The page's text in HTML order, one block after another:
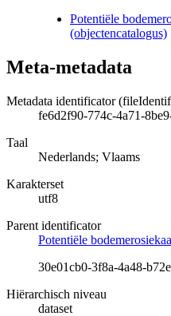
Potentiële
(objectencatalogus)
Meta-metadata
Metadata identificator
fe6d2f90-774c-4a71-
Taal
Nederlands; Vlaams
Karakterset
utf8
Parent identificator
Potentiële
30e01cb0-3f8a-4a48-
Hiërarchisch niveau
dataset